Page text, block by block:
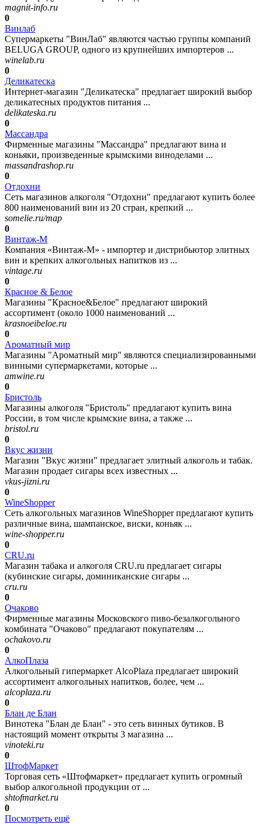
magnit-info.ru
0
Винлаб
Супермаркеты "ВинЛаб" являются частью группы компаний
BELUGA GROUP, одного из крупнейших импортеров ...
winelab.ru
0
Деликатеска
Интернет-магазин "Деликатеска" предлагает широкий выбор
деликатесных продуктов питания ...
delikateska.ru
0
Массандра
Фирменные магазины "Массандра" предлагают вина и
коньяки, произведенные крымскими виноделами ...
massandrashop.ru
0
Отдохни
Сеть магазинов алкоголя "Отдохни" предлагают купить более
800 наименований вин из 20 стран, крепкий ...
somelie.ru/map
0
Винтаж-М
Компания «Винтаж-М» - импортер и дистрибьютор элитных
вин и крепких алкогольных напитков из ...
vintage.ru
0
Красное & Белое
Магазины "Красное&Белое" предлагают широкий
ассортимент (около 1000 наименований ...
krasnoeibeloe.ru
0
Ароматный мир
Магазины "Ароматный мир" являются специализированными
винными супермаркетами, которые ...
amwine.ru
0
Бристоль
Магазины алкоголя "Бристоль" предлагают купить вина
России, в том числе крымские вина, а также ...
bristol.ru
0
Вкус жизни
Магазин "Вкус жизни" предлагает элитный алкоголь и табак.
Магазин продает сигары всех известных ...
vkus-jizni.ru
0
WineShopper
Сеть алкогольных магазинов WineShopper предлагают купить
различные вина, шампанское, виски, коньяк ...
wine-shopper.ru
0
CRU.ru
Магазин табака и алкоголя CRU.ru предлагает сигары
(кубинские сигары, доминиканские сигары ...
cru.ru
0
Очаково
Фирменные магазины Московского пиво-безалкогольного
комбината "Очаково" предлагают покупателям ...
ochakovo.ru
0
АлкоПлаза
Алкогольный гипермаркет AlcoPlaza предлагает широкий
ассортимент алкогольных напитков, более, чем ...
alcoplaza.ru
0
Блан де Блан
Винотека "Блан де Блан" - это сеть винных бутиков. В
настоящий момент открыты 3 магазина ...
vinoteki.ru
0
ШтофМаркет
Торговая сеть «Штофмаркет» предлагает купить огромный
выбор алкогольной продукции от ...
shtofmarket.ru
0
Посмотреть ещё